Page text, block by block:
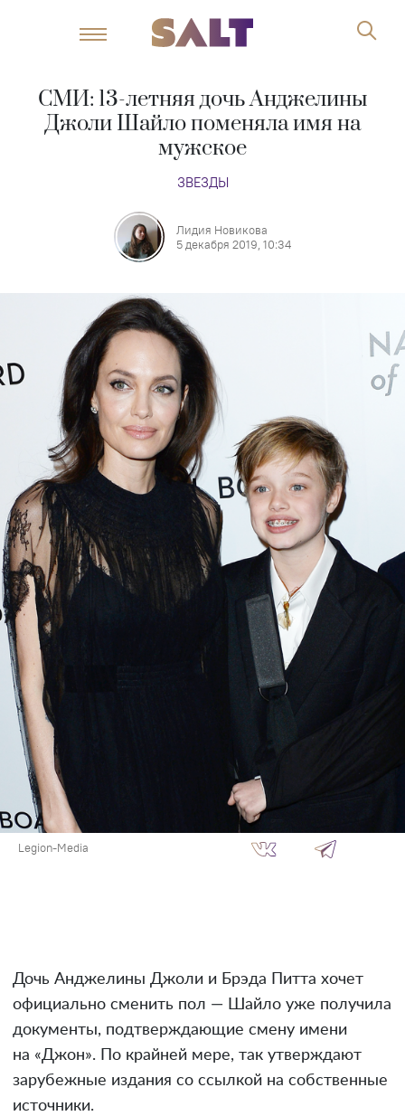
СМИ: 13-летняя дочь Анджелины
Джоли Шайло поменяла имя на
мужское
ЗВЕЗДЫ
Лидия Новикова
5 декабря 2019, 10:34
Legion-Media
Дочь Анджелины Джоли и Брэда Питта хочет
официально сменить пол — Шайло уже получила
документы, подтверждающие смену имени
на «Джон». По крайней мере, так утверждают
зарубежные издания со ссылкой на собственные
источники.